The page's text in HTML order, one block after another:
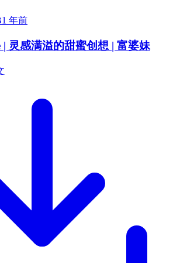
1 年前
灵感满溢的甜蜜创想 | 富婆妹